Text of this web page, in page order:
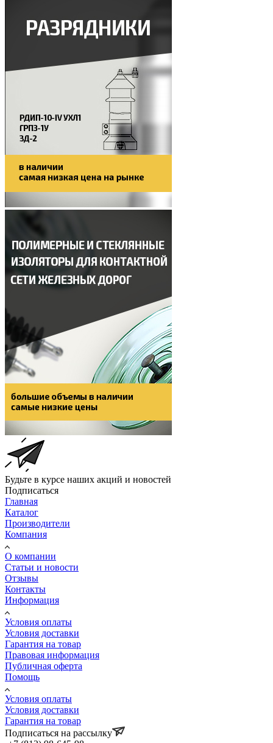
Будьте в курсе наших акций и новостей
Подписаться
Главная
Каталог
Производители
Компания
О компании
Статьи и новости
Отзывы
Контакты
Информация
Условия оплаты
Условия доставки
Гарантия на товар
Правовая информация
Публичная оферта
Помощь
Условия оплаты
Условия доставки
Гарантия на товар
Подписаться на рассылку